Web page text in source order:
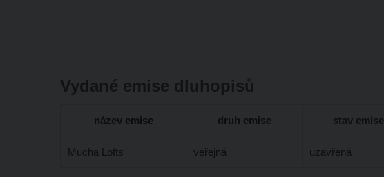
Vydané emise dluhopisů
název emise druh emise stav emise
Mucha Lofts veřejná uzavřená